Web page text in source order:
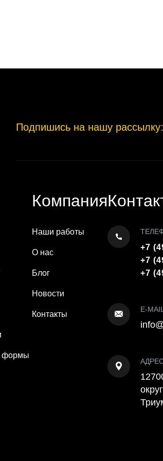
Подпишись на нашу рассылку:
формы
Компания
Наши работы
О нас
Блог
Новости
Контакты
+7
+7
+7
E-